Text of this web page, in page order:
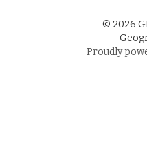
© 2026
Proudly